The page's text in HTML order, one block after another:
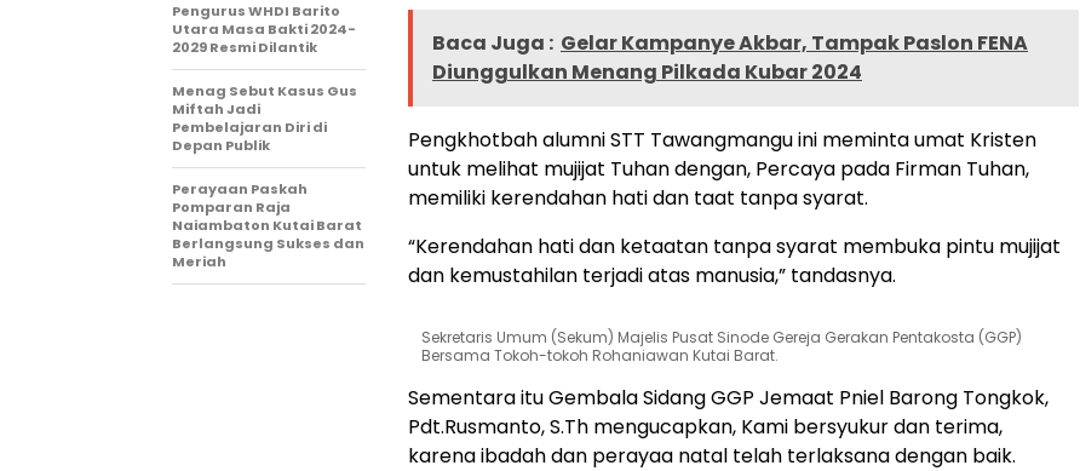
Baca Juga : Gelar Kampanye Akbar, Tampak Paslon FENA
Diunggulkan Menang Pilkada Kubar 2024
Pengkhotbah alumni STT Tawangmangu ini meminta umat Kristen
untuk melihat mujijat Tuhan dengan, Percaya pada Firman Tuhan,
memiliki kerendahan hati dan taat tanpa syarat.
“Kerendahan hati dan ketaatan tanpa syarat membuka pintu mujijat
dan kemustahilan terjadi atas manusia,” tandasnya.
Sekretaris Umum (Sekum) Majelis Pusat Sinode Gereja Gerakan Pentakosta (GGP)
Bersama Tokoh-tokoh Rohaniawan Kutai Barat.
Sementara itu Gembala Sidang GGP Jemaat Pniel Barong Tongkok,
Pdt.Rusmanto, S.Th mengucapkan, Kami bersyukur dan terima,
karena ibadah dan perayaa natal telah terlaksana dengan baik.
Pengurus WHDI Barito
Utara Masa Bakti 2024-
2029 Resmi Dilantik
Menag Sebut Kasus Gus
Miftah Jadi
Pembelajaran Diri di
Depan Publik
Perayaan Paskah
Pomparan Raja
Naiambaton Kutai Barat
Berlangsung Sukses dan
Meriah